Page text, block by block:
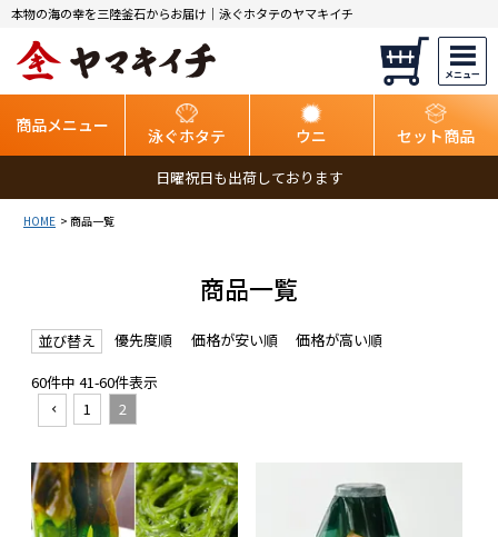
本物の海の幸を三陸釜石からお届け｜泳ぐホタテのヤマキイチ
商品メニュー 泳ぐホタテ ウニ セット商品
日曜祝日も出荷しております
HOME 商品一覧
商品一覧
並び替え 優先度順 価格が安い順
価格が高い順
60件中 41-60件表示
1
2